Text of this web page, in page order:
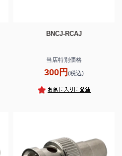
BNCJ-RCAJ
当店特別価格
300円 (税込)